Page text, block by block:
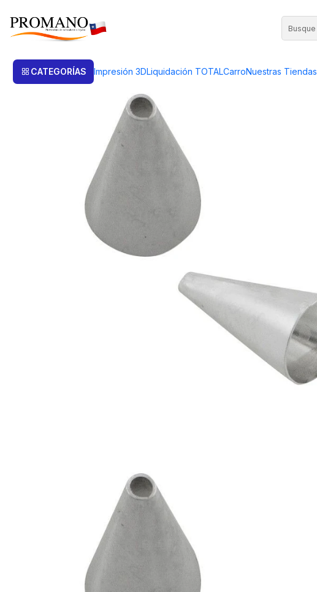
CATEGORÍAS Impresión 3DLiquidación TOTALCarroNuestras Tiendas